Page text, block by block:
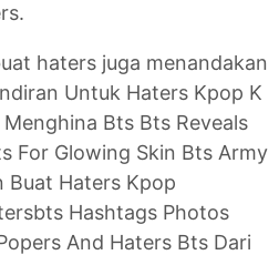
haters juga menandakan
Untuk Haters Kpop K
Bts Bts Reveals
For Glowing Skin Bts Army
Buat Haters Kpop
Hashtags Photos
And Haters Bts Dari